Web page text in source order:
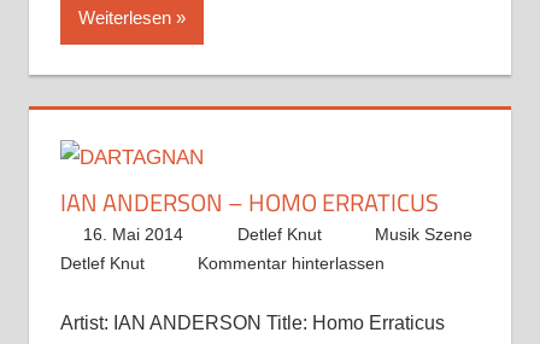
Weiterlesen
IAN ANDERSON – HOMO ERRATICUS
16. Mai 2014 Detlef Knut
Musik Szene
Detlef Knut
Kommentar hinterlassen
Artist: IAN ANDERSON Title: Homo Erraticus